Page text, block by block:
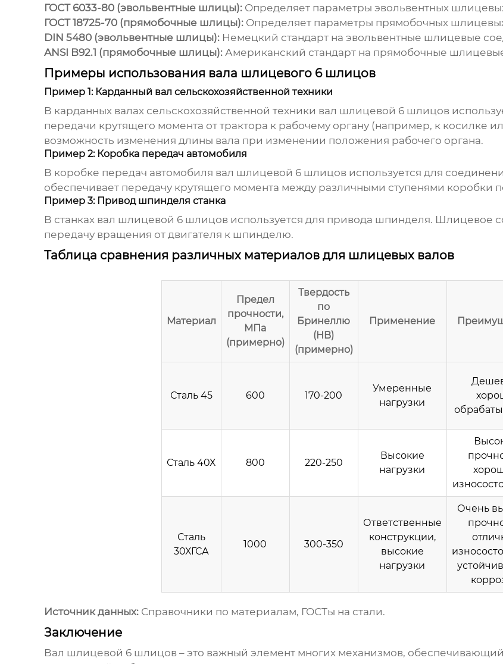
ГОСТ 6033-80 (эвольвентные шлицы):Определяет параметры эвольвентных
ГОСТ 18725-70 (прямобочные шлицы):Определяет параметры прямобочных
DIN 5480 (эвольвентные шлицы):Немецкий стандарт на эвольвентные шлицевые
ANSI B92.1 (прямобочные шлицы):Американский стандарт на прямобочные
Примеры использования вала шлицевого 6 шлицов
Пример 1: Карданный вал сельскохозяйственной техники
В карданных валах сельскохозяйственной техники вал шлицевой 6 шлицов
передачи крутящего момента от трактора к рабочему органу (например, к косилке
возможность изменения длины вала при изменении положения рабочего органа.
Пример 2: Коробка передач автомобиля
В коробке передач автомобиля вал шлицевой 6 шлицовиспользуется для
обеспечивает передачу крутящего момента между различными ступенями коробки
Пример 3: Привод шпинделя станка
В станках вал шлицевой 6 шлицовиспользуется для привода шпинделя. Шлицевое
передачу вращения от двигателя к шпинделю.
Таблица сравнения различных материалов для шлицевых валов
Материал
Предел
прочности,
МПа
(примерно)
Твердость
по
Бринеллю
(HB)
(примерно)
Применение
Сталь 45 600 170-200
Умеренные
нагрузки
Сталь 40Х 800 220-250
Высокие
нагрузки
Сталь
30ХГСА
1000 300-350
Ответственные
конструкции,
высокие
нагрузки
Очень
Источник данных:Справочники по материалам, ГОСТы на стали.
Заключение
Вал шлицевой 6 шлицов– это важный элемент многих механизмов,